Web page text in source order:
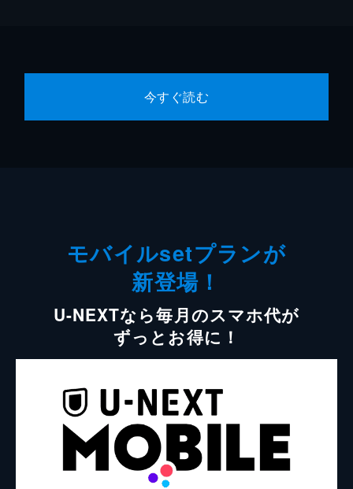
今すぐ読む
モバイルsetプランが
新登場！
U-NEXTなら毎月のスマホ代が
ずっとお得に！